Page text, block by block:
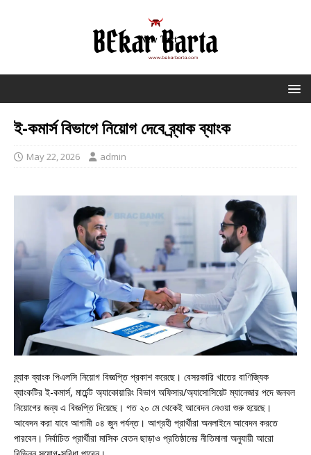
ই-কমার্স বিভাগে নিয়োগ দেবে ব্র্যাক ব্যাংক
May 22, 2026 admin
ব্র্যাক ব্যাংক পিএলসি নিয়োগ বিজ্ঞপ্তি প্রকাশ করেছে। বেসরকারি খাতের বাণিজ্যিক
ব্যাংকটির ই-কমার্স, মার্চেন্ট অ্যাকোয়ারিং বিভাগ অফিসার/অ্যাসোসিয়েট ম্যানেজার পদে জনবল
নিয়োগের জন্য এ বিজ্ঞপ্তি দিয়েছে। গত ২০ মে থেকেই আবেদন নেওয়া শুরু হয়েছে।
আবেদন করা যাবে আগামী ০৪ জুন পর্যন্ত। আগ্রহী প্রার্থীরা অনলাইনে আবেদন করতে
পারবেন। নির্বাচিত প্রার্থীরা মাসিক বেতন ছাড়াও প্রতিষ্ঠানের নীতিমালা অনুযায়ী আরো